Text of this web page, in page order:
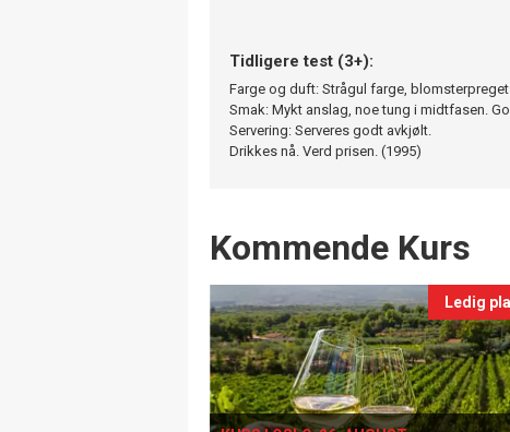
Tidligere test (3+):
Farge og duft: Strågul farge, blomsterpreget
Smak: Mykt anslag, noe tung i midtfasen.
Servering: Serveres godt avkjølt.
Drikkes nå. Verd prisen. (1995)
Events
Kommende Kurs
Ledig